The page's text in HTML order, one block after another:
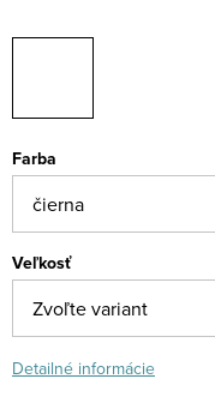
Farba
Veľkosť
Detailné informácie